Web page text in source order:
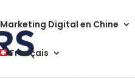
Marketing Digital en Chine
Français